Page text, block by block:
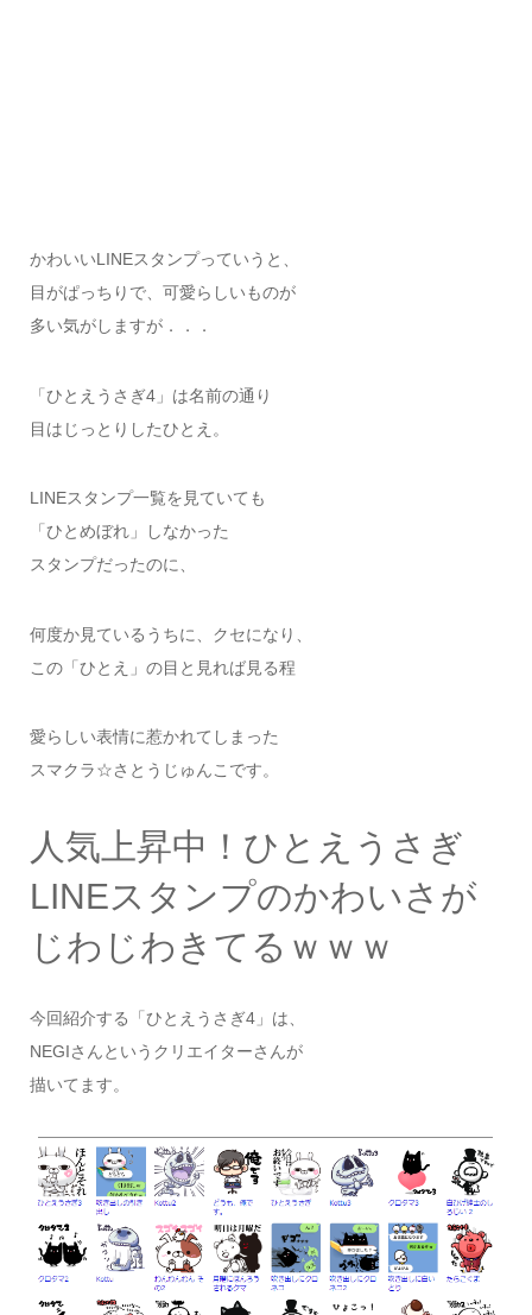
かわいいLINEスタンプっていうと、
目がぱっちりで、可愛らしいものが
多い気がしますが．．．
「ひとえうさぎ4」は名前の通り
目はじっとりしたひとえ。
LINEスタンプ一覧を見ていても
「ひとめぼれ」しなかった
スタンプだったのに、
何度か見ているうちに、クセになり、
この「ひとえ」の目と見れば見る程
愛らしい表情に惹かれてしまった
スマクラ☆さとうじゅんこです。
人気上昇中！ひとえうさぎ
LINEスタンプのかわいさが
じわじわきてるｗｗｗ
今回紹介する「ひとえうさぎ4」は、
NEGIさんというクリエイターさんが
描いてます。